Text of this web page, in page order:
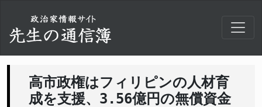
高市政権はフィリピンの人材育
成を支援、3.56億円の無償資金